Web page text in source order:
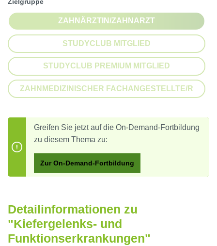
ZAHNÄRZTIN/ZAHNARZT
(DIESE OPTION IST ZURZEIT
STUDYCLUB MITGLIED
(DIESE OPTION IST ZURZEIT
STUDYCLUB PREMIUM MITGLIED
(DIESE OPTION IST ZURZEIT
ZAHNMEDIZINISCHER FACHANGESTELLTE/R
(DIESE OPTION IST ZURZEIT
Greifen Sie jetzt auf die On-Demand-Fortbildung
zu diesem Thema zu:
Zur On-Demand-Fortbildung
Detailinformationen zu
"Kiefergelenks- und
Funktionserkrankungen"